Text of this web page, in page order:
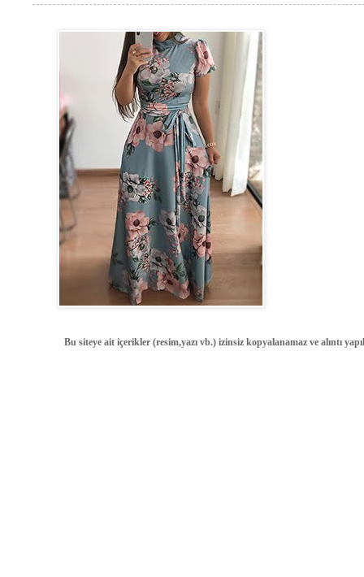
Bu siteye ait içerikler (resim,yazı vb.) izinsiz kopyalanamaz ve alıntı